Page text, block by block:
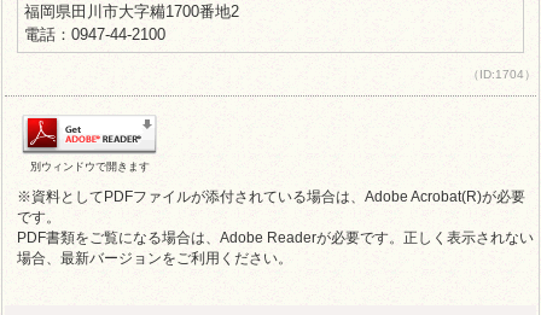
福岡県田川市大字糒1700番地2
電話：0947-44-2100
（ID:1704）
別ウィンドウで開きます
※資料としてPDFファイルが添付されている場合は、Adobe Acrobat(R)が必要
です。
PDF書類をご覧になる場合は、Adobe Readerが必要です。正しく表示されない
場合、最新バージョンをご利用ください。